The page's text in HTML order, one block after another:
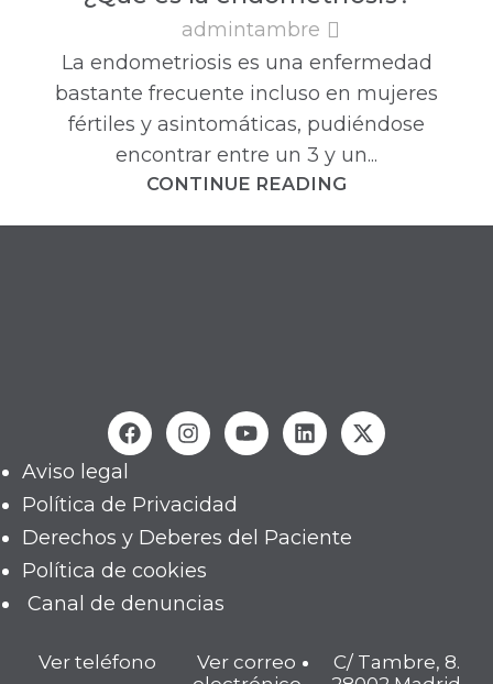
admintambre
La endometriosis es una enfermedad
bastante frecuente incluso en mujeres
fértiles y asintomáticas, pudiéndose
encontrar entre un 3 y un...
CONTINUE READING
Aviso legal
Política de Privacidad
Derechos y Deberes del Paciente
Política de cookies
Canal de denuncias
Ver teléfono
Ver correo
C/ Tambre, 8.